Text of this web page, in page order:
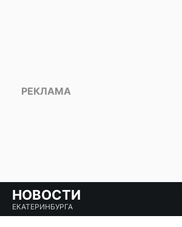
НОВОСТИ
ЕКАТЕРИНБУРГА